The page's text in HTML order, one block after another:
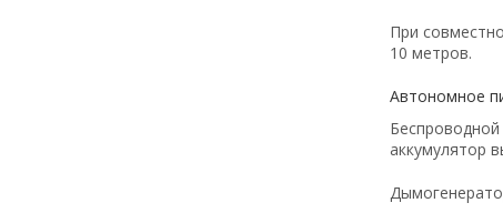
При
10 метров.
Автономное
аккумулятор